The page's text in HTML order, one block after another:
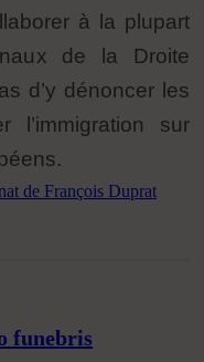
à la plupart
de la Droite
d’y dénoncer les
l’immigration sur
de François Duprat
funebris